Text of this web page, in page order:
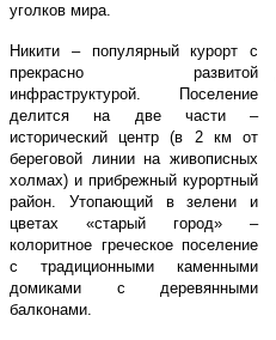
уголков мира.
Никити – популярный курорт с
прекрасно развитой
инфраструктурой. Поселение
делится на две части –
исторический центр (в 2 км от
береговой линии на живописных
холмах) и прибрежный курортный
район. Утопающий в зелени и
цветах «старый город» –
колоритное греческое поселение
с традиционными каменными
домиками с деревянными
балконами.